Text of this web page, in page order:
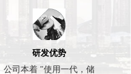
研发优势
公司本着 "使用一代，储